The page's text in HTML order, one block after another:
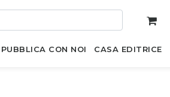
PUBBLICA CON NOI CASA EDITRICE